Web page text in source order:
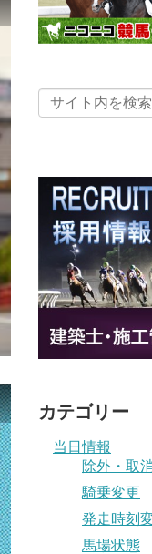
カテゴリー
当日情報
除外・取
騎乗変更
発走時刻
馬場状態